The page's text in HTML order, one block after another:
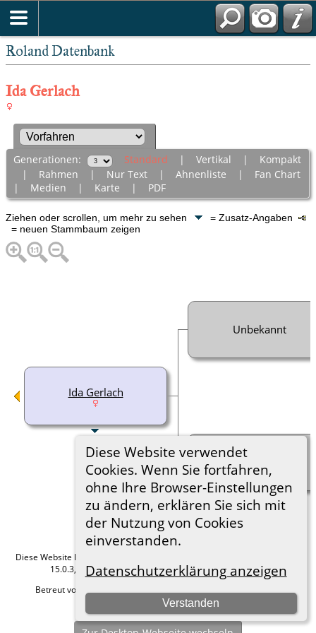
Roland Datenbank
Diese Website verwendet
Cookies. Wenn Sie fortfahren,
ohne Ihre Browser-Einstellungen
zu ändern, erklären Sie sich mit
der Nutzung von Cookies
einverstanden.
Datenschutzerklärung anzeigen
Verstanden
Ida Gerlach
Generationen: Standard | Vertikal | Kompakt
| Rahmen | Nur Text| Ahnenliste | Fan Chart
| Medien | Karte | PDF
Ziehen oder scrollen, um mehr zu sehen
= Zusatz-Angaben
= neuen Stammbaum zeigen
Ida Gerlach
Unbekannt
Unbekannt
Diese Website läuft mit
15.0.3, programmiert von Darrin Lythgoe © 2001-2026.
Betreut von
Hier geht es zum Impressum